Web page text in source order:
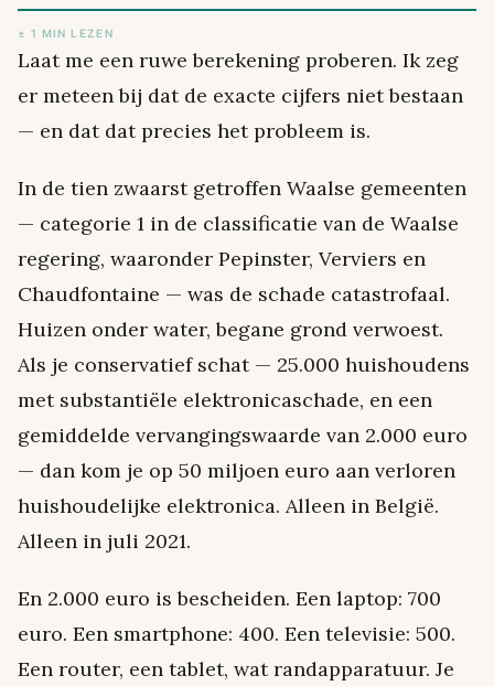
± 1 MIN LEZEN
Laat me een ruwe berekening proberen. Ik zeg
er meteen bij dat de exacte cijfers niet bestaan
— en dat dat precies het probleem is.
In de tien zwaarst getroffen Waalse gemeenten
— categorie 1 in de classificatie van de Waalse
regering, waaronder Pepinster, Verviers en
Chaudfontaine — was de schade catastrofaal.
Huizen onder water, begane grond verwoest.
Als je conservatief schat — 25.000 huishoudens
met substantiële elektronicaschade, en een
gemiddelde vervangingswaarde van 2.000 euro
— dan kom je op 50 miljoen euro aan verloren
huishoudelijke elektronica. Alleen in België.
Alleen in juli 2021.
En 2.000 euro is bescheiden. Een laptop: 700
euro. Een smartphone: 400. Een televisie: 500.
Een router, een tablet, wat randapparatuur. Je